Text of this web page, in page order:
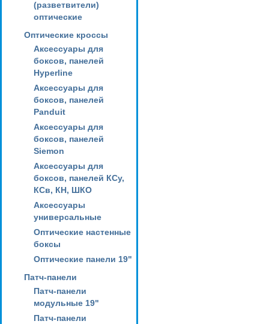
(разветвители)
оптические
Оптические кроссы
Аксессуары для
боксов, панелей
Hyperline
Аксессуары для
боксов, панелей
Panduit
Аксессуары для
боксов, панелей
Siemon
Аксессуары для
боксов, панелей КСу,
КСв, КН, ШКО
Аксессуары
универсальные
Оптические настенные
боксы
Оптические панели 19"
Патч-панели
Патч-панели
модульные 19"
Патч-панели